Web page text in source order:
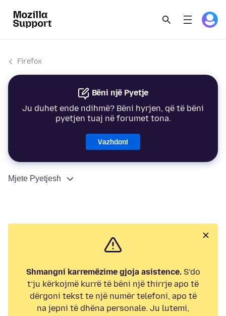
Firefox
Bëni një Pyetje
Ju duhet ende ndihmë? Bëni hyrjen, që të bëni
pyetjen tuaj në forumet tona.
Vazhdoni
Mjete Pyetjesh
Shmangni karremëzime gjoja asistence.S’do
t’ju kërkojmë kurrë të bëni një thirrje apo të
dërgoni tekst te një numër telefoni, apo të
na jepni të dhëna personale. Ju lutemi,